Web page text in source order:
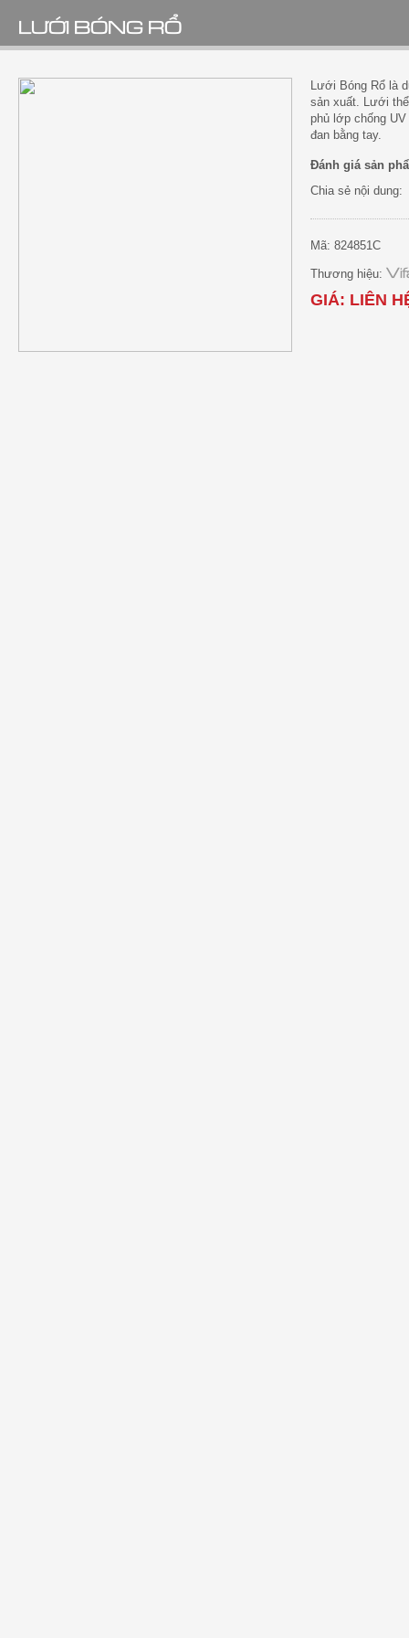
LƯỚI BÓNG RỔ
Lưới Bóng Rổ là
sản xuất. Lưới
phủ lớp chống
đan bằng tay.
Đánh giá sản
Chia sẻ nội dung:
Mã: 824851C
Thương hiệu:
GIÁ: LIÊN